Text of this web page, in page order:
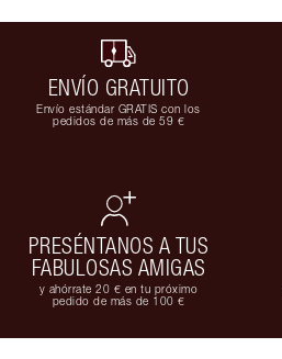
ENVÍO GRATUITO
Envío estándar GRATIS con los
pedidos de más de 59 €
PRESÉNTANOS A TUS
FABULOSAS AMIGAS
y ahórrate 20 € en tu próximo
pedido de más de 100 €